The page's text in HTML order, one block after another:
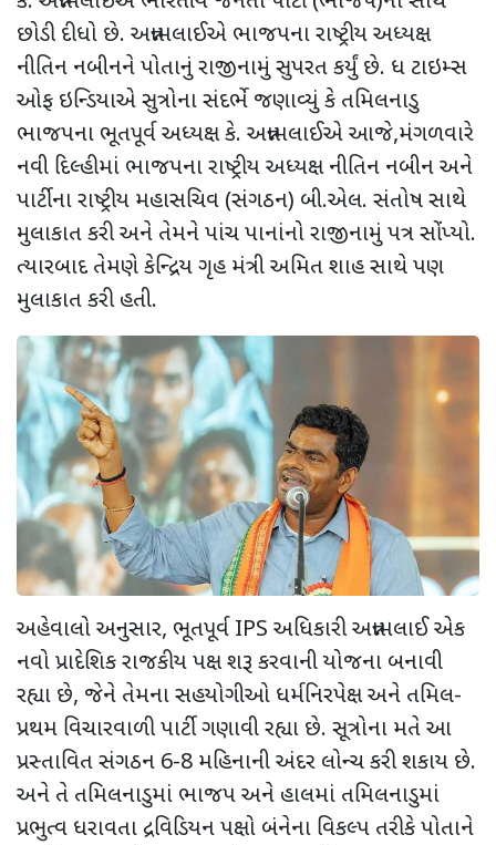
છોડી દીધો છે. અન્નામલાઈએ ભાજપના રાષ્ટ્રીય અધ્યક્ષ
નીતિન નબીનને પોતાનું રાજીનામું સુપરત કર્યું છે. ધ ટાઇમ્સ
ઓફ ઇન્ડિયાએ સુત્રોના સંદર્ભે જણાવ્યું કે તમિલનાડુ
ભાજપના ભૂતપૂર્વ અધ્યક્ષ કે. અન્નામલાઈએ આજે,મંગળવારે
નવી દિલ્હીમાં ભાજપના રાષ્ટ્રીય અધ્યક્ષ નીતિન નબીન અને
પાર્ટીના રાષ્ટ્રીય મહાસચિવ (સંગઠન) બી.એલ. સંતોષ સાથે
મુલાકાત કરી અને તેમને પાંચ પાનાંનો રાજીનામું પત્ર સોંપ્યો.
ત્યારબાદ તેમણે કેન્દ્રિય ગૃહ મંત્રી અમિત શાહ સાથે પણ
મુલાકાત કરી હતી.
અહેવાલો અનુસાર, ભૂતપૂર્વ IPS અધિકારી અન્નામલાઈ એક
નવો પ્રાદેશિક રાજકીય પક્ષ શરૂ કરવાની યોજના બનાવી
રહ્યા છે, જેને તેમના સહયોગીઓ ધર્મનિરપેક્ષ અને તમિલ-
પ્રથમ વિચારવાળી પાર્ટી ગણાવી રહ્યા છે. સૂત્રોના મતે આ
પ્રસ્તાવિત સંગઠન 6-8 મહિનાની અંદર લોન્ચ કરી શકાય છે.
અને તે તમિલનાડુમાં ભાજપ અને હાલમાં તમિલનાડુમાં
પ્રભુત્વ ધરાવતા દ્રવિડિયન પક્ષો બંનેના વિકલ્પ તરીકે પોતાને